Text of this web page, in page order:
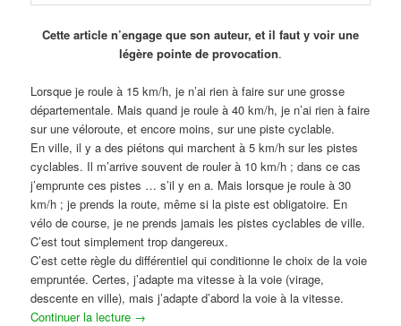
Cette article n’engage que son auteur, et il faut y voir une
légère pointe de provocation.
Lorsque je roule à 15 km/h, je n’ai rien à faire sur une grosse
départementale. Mais quand je roule à 40 km/h, je n’ai rien à faire
sur une véloroute, et encore moins, sur une piste cyclable.
En ville, il y a des piétons qui marchent à 5 km/h sur les pistes
cyclables. Il m’arrive souvent de rouler à 10 km/h ; dans ce cas
j’emprunte ces pistes … s’il y en a. Mais lorsque je roule à 30
km/h ; je prends la route, même si la piste est obligatoire. En
vélo de course, je ne prends jamais les pistes cyclables de ville.
C’est tout simplement trop dangereux.
C’est cette règle du différentiel qui conditionne le choix de la voie
empruntée. Certes, j’adapte ma vitesse à la voie (virage,
descente en ville), mais j’adapte d’abord la voie à la vitesse.
Continuer la lecture →